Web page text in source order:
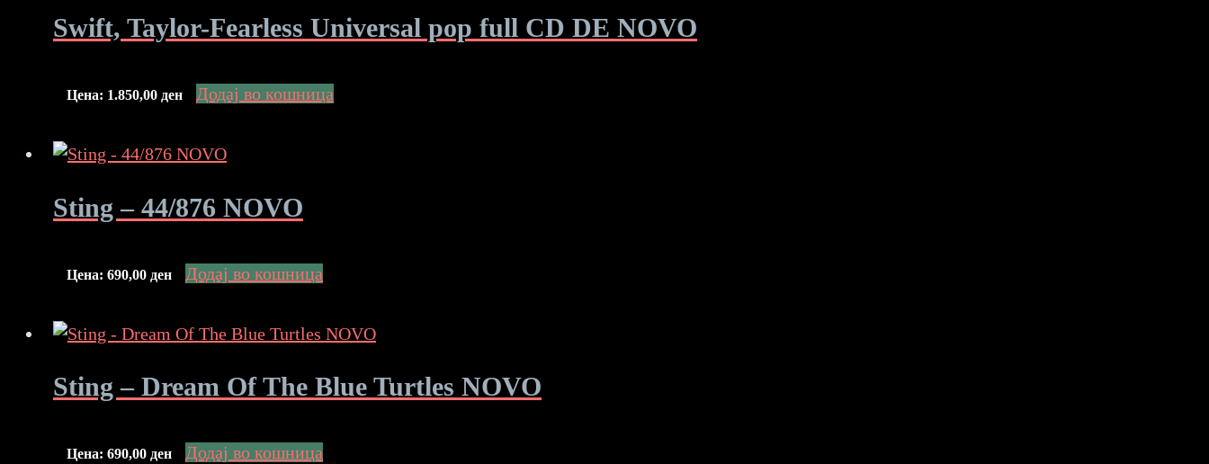
Swift, Taylor-Fearless Universal pop full CD DE NOVO
Цена: 1.850,00 ден Додај во кошница
Sting – 44/876 NOVO
Цена: 690,00 ден Додај во кошница
Sting – Dream Of The Blue Turtles NOVO
Цена: 690,00 ден Додај во кошница